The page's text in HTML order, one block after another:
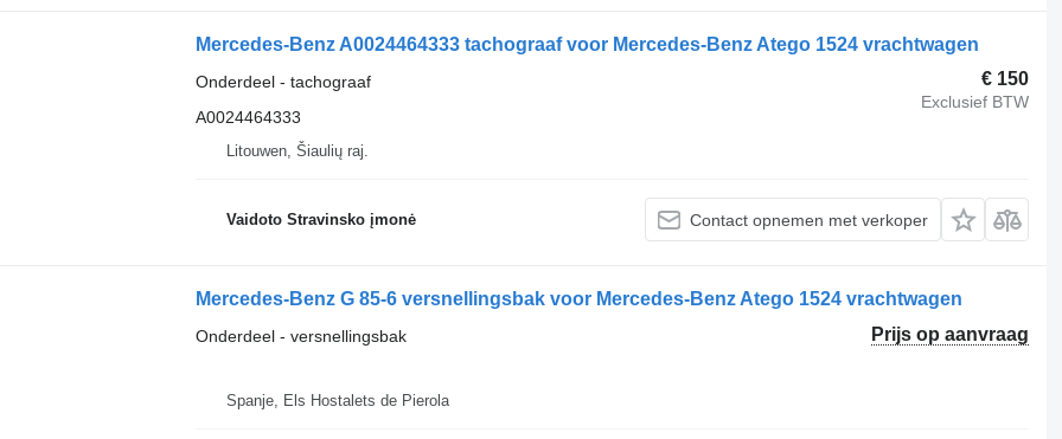
Mercedes-Benz A0024464333 tachograaf voor Mercedes-Benz Atego 1524 vrachtwagen
€ 150
Exclusief BTW
Onderdeel - tachograaf
A0024464333
Litouwen, Šiaulių raj.
Vaidoto Stravinsko įmonė Contact opnemen met verkoper
Mercedes-Benz G 85-6 versnellingsbak voor Mercedes-Benz Atego 1524 vrachtwagen
Prijs op aanvraag
Onderdeel - versnellingsbak
Spanje, Els Hostalets de Pierola